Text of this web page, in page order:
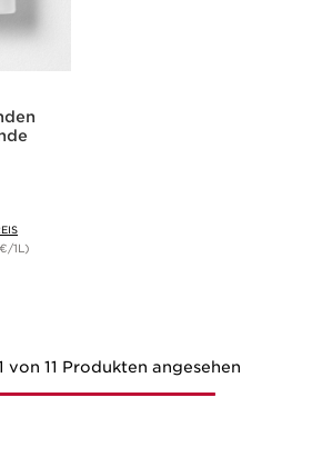
1L)
von 11 Produkten angesehen